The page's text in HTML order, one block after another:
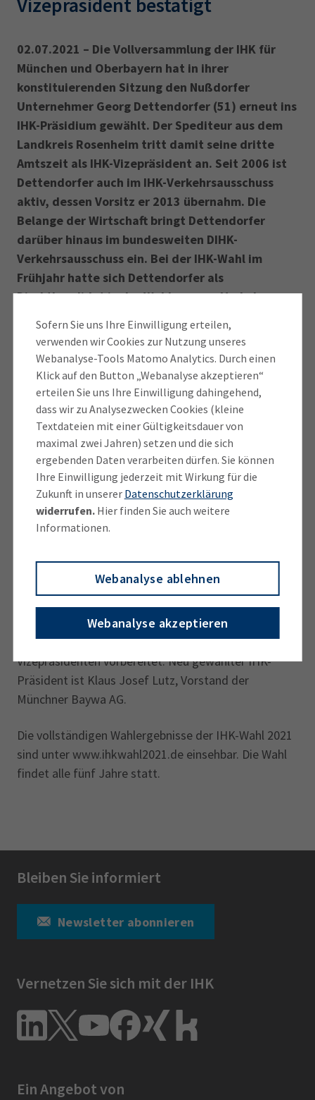
Sofern Sie uns Ihre Einwilligung erteilen,
verwenden wir Cookies zur Nutzung unseres
Webanalyse-Tools Matomo Analytics. Durch einen
Klick auf den Button „Webanalyse akzeptieren“
erteilen Sie uns Ihre Einwilligung dahingehend,
dass wir zu Analysezwecken Cookies (kleine
Textdateien mit einer Gültigkeitsdauer von
maximal zwei Jahren) setzen und die sich
ergebenden Daten verarbeiten dürfen. Sie können
Ihre Einwilligung jederzeit mit Wirkung für die
Zukunft in unserer Datenschutzerklärung
widerrufen.Hier finden Sie auch weitere
Informationen.
Webanalyse ablehnen
Webanalyse akzeptieren
02.07.2021 – Die Vollversammlung der IHK für
München und Oberbayern hat in ihrer
konstituierenden Sitzung den Nußdorfer
Unternehmer Georg Dettendorfer (51) erneut ins
IHK-Präsidium gewählt. Der Spediteur aus dem
Landkreis Rosenheim tritt damit seine dritte
Amtszeit als IHK-Vizepräsident an. Seit 2006 ist
Dettendorfer auch im IHK-Verkehrsausschuss
aktiv, dessen Vorsitz er 2013 übernahm. Die
Belange der Wirtschaft bringt Dettendorfer
darüber hinaus im bundesweiten DIHK-
Verkehrsausschuss ein. Bei der IHK-Wahl im
Frühjahr hatte sich Dettendorfer als
Direktkandidat in der Wahlgruppe „Verkehr,
Mandat für die IHK-Vollversammlung gewonnen.
Konstituierende IHK-
Vollversammlung kommt in München
zusammen ‎
Zum Stichtag 7. Mai waren rund 400.000
Mitgliedsunternehmen der größten IHK in
Deutschland aufgerufen, ihre Vertreter für die
Vollversammlung und für 20 Regionalausschüsse zu
bestimmen. 183 Kandidaten bewarben sich um einen
der 71 per Direktwahl zu vergebenden Sitze in der
Vollversammlung. 20 Sitze gingen per Satzung an die
Die Beschlüsse der drei Mal jährlich tagenden
Vollversammlung legen die Leit­linien für die IHK-
Arbeit fest. Sie werden vom IHK-Präsidenten sowie
den zwölf IHK-Vizepräsidentinnen und
Vizepräsidenten vorbereitet. Neu gewählter IHK-
Präsident ist Klaus Josef Lutz, Vorstand der
Münchner Baywa AG.
Die vollständigen Wahlergebnisse der IHK-Wahl 2021
sind unter www.ihkwahl2021.de einsehbar. Die Wahl
findet alle fünf Jahre statt.
Bleiben Sie informiert
Newsletter abonnieren
Vernetzen Sie sich mit der IHK
Ein Angebot von